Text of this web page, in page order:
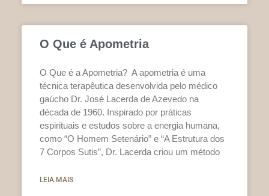
O Que é Apometria
O Que é a Apometria? A apometria é uma
técnica terapêutica desenvolvida pelo médico
gaúcho Dr. José Lacerda de Azevedo na
década de 1960. Inspirado por práticas
espirituais e estudos sobre a energia humana,
como “O Homem Setenário” e “A Estrutura dos
7 Corpos Sutis”, Dr. Lacerda criou um método
LEIA MAIS